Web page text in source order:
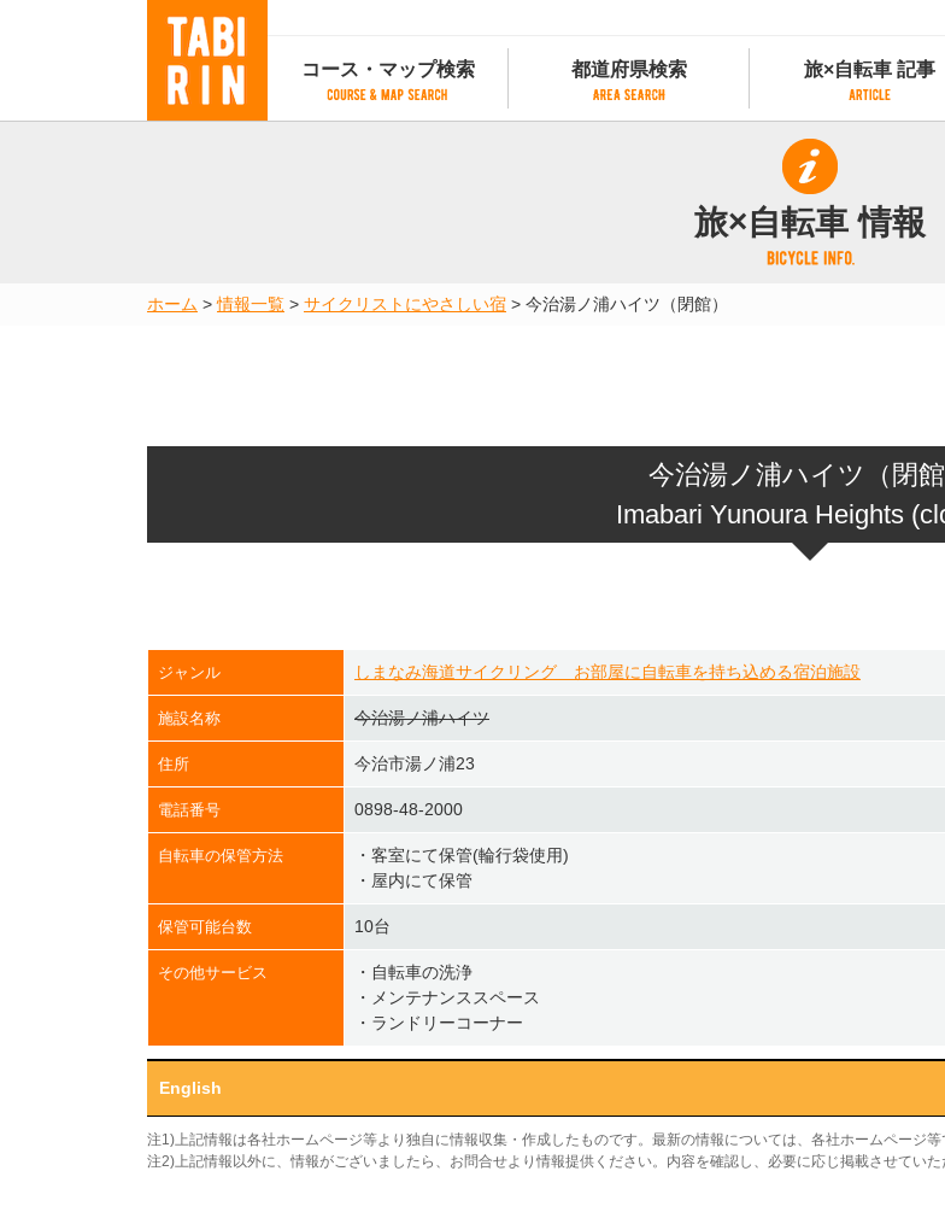
コース・マップ検索
地図から検索
都道府県検索
都道府県別サイクリング情報
都道府県アクセスランキング
旅×自転車 記事
旅×自転車 記事
記事一覧
カテゴリから探す
サイクリストに
サイクルトレイン
タンデム自転車があ
レンタサイクルがあ
旅×自転車 情報
ホーム >情報一覧 > サイクリストにやさしい宿 > 今治湯ノ浦ハイツ（閉館）
今治湯ノ浦ハイツ（閉館
Imabari Yunoura Heights
ジャンル しまなみ海道サイクリング お部屋に自転車を持ち込める宿泊施設
施設名称 今治湯ノ浦ハイツ
住所 今治市湯ノ浦23
電話番号 0898-48-2000
自転車の保管方法
・客室にて保管(輪行袋使用)
・屋内にて保管
保管可能台数 10台
その他サービス
・自転車の洗浄
・メンテナンススペース
・ランドリーコーナー
English
注1)上記情報は各社ホームページ等より独自に情報収集・作成したものです。最新の情報については、各社ホームページ等
注2)上記情報以外に、情報がございましたら、お問合せより情報提供ください。内容を確認し、必要に応じ掲載させていた